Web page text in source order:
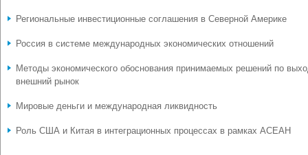
Региональные инвестиционные соглашения в Северной Америке
Россия в системе международных экономических отношений
Методы экономического обоснования принимаемых решений по
внешний рынок
Мировые деньги и международная ликвидность
Роль США и Китая в интеграционных процессах в рамках АСЕАН